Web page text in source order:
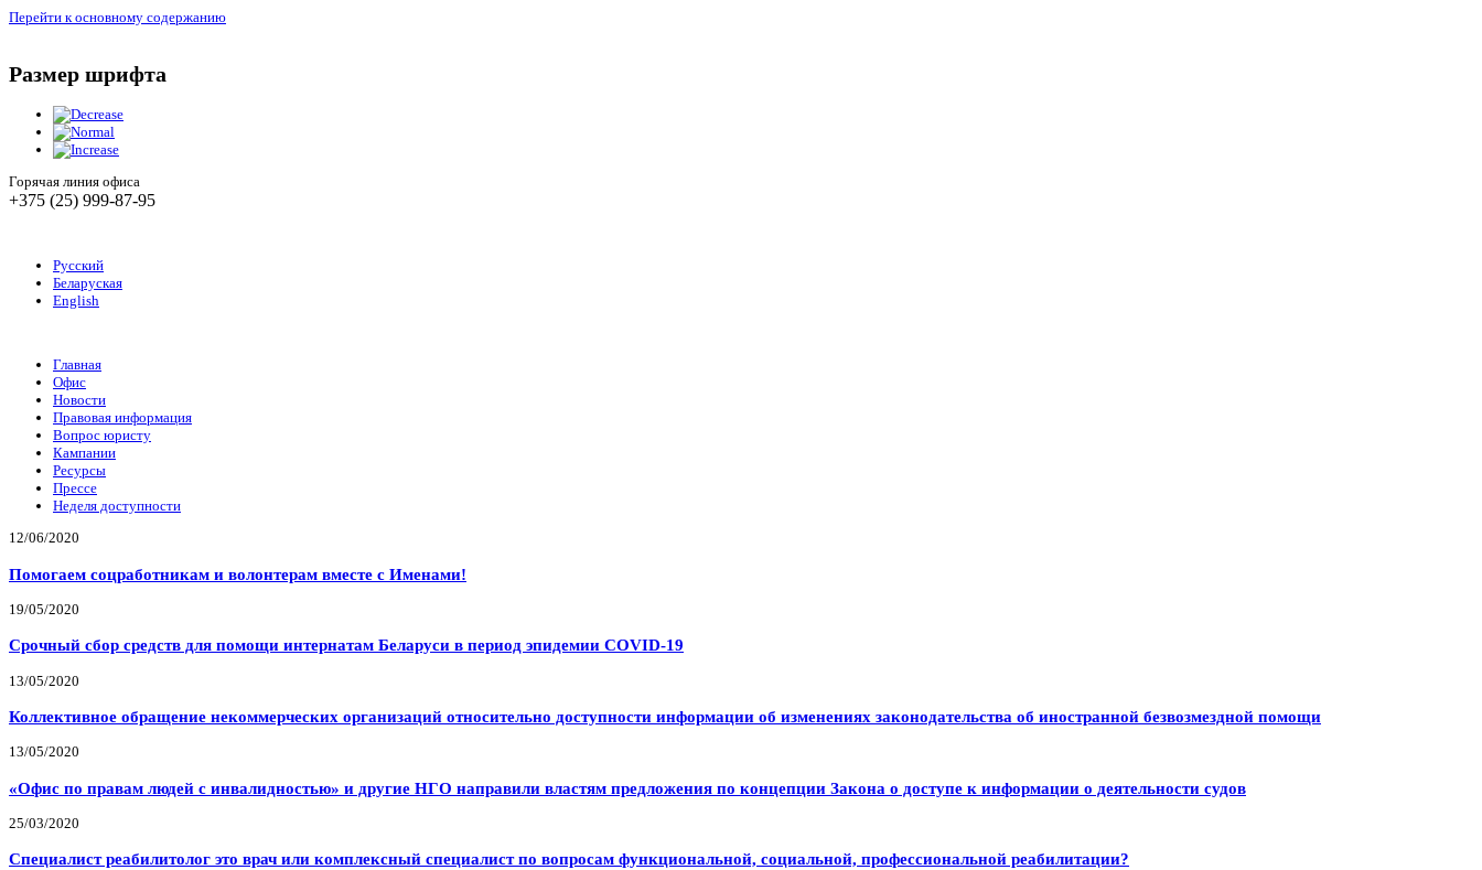
Перейти к основному содержанию
Размер шрифта
Горячая линия офиса
+375 (25) 999-87-95
Русский
Беларуская
English
Главная
Офис
Новости
Правовая информация
Вопрос юристу
Кампании
Ресурсы
Прессе
Неделя доступности
12/06/2020
Помогаем соцработникам и волонтерам вместе с Именами!
19/05/2020
Срочный сбор средств для помощи интернатам Беларуси в период эпидемии COVID-19
13/05/2020
Коллективное обращение некоммерческих организаций относительно доступности информации об изменениях законодательства об иностранной безвозмездной помощи
13/05/2020
«Офис по правам людей с инвалидностью» и другие НГО направили властям предложения по концепции Закона о доступе к информации о деятельности судов
25/03/2020
Специалист реабилитолог это врач или комплексный специалист по вопросам функциональной, социальной, профессиональной реабилитации?